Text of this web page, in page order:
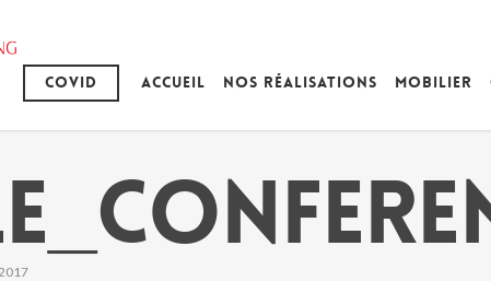
Covid Accueil Nos réalisations Mobilier